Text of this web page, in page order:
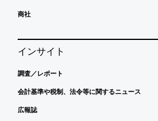
商社
インサイト
調査／レポート
会計基準や税制、法令等に関するニュース
広報誌